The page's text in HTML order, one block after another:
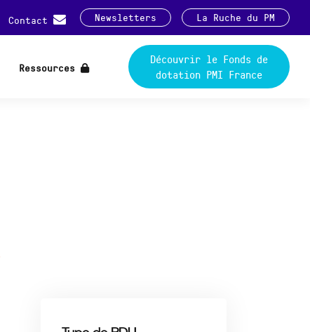
Contact Newsletters La Ruche du PM
Ressources
Découvrir le Fonds de
dotation PMI France